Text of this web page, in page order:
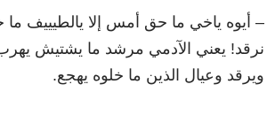
– أيوه ياخي ما حق أمس إلا يالطيييف ما
نرقد! يعني الآدمي مرشد ما يشتيش
ويرقد وعيال الذين ما خلوه يهجع.